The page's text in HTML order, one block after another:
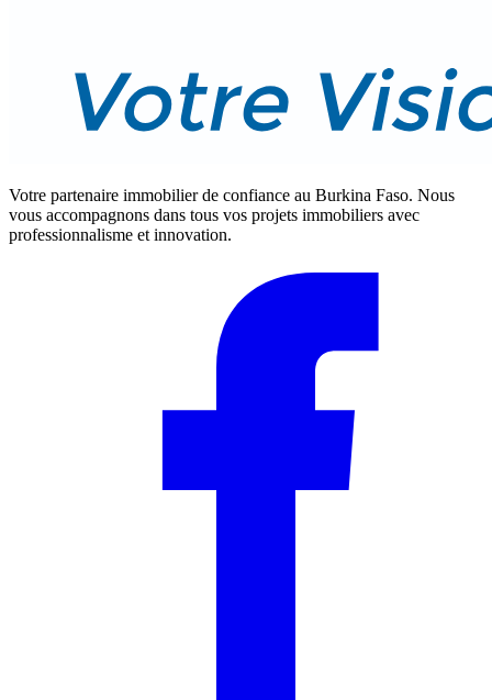
Votre partenaire immobilier de confiance au Burkina Faso. Nous
vous accompagnons dans tous vos projets immobiliers avec
professionnalisme et innovation.